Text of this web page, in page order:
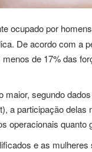
ocupado por
De acordo com a
de 17% das
segundo
a participação delas
operacionais quanto
e as mulheres